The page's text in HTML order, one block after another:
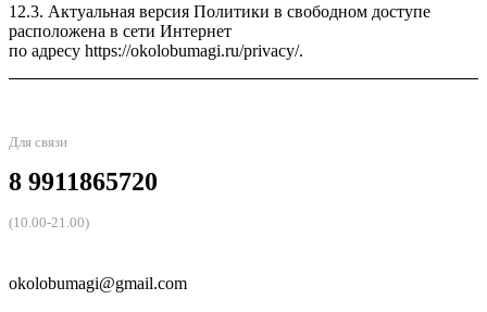
12.3. Актуальная версия Политики в свободном доступе
расположена в сети Интернет
по адресу https://okolobumagi.ru/privacy/.
Для связи
8 9911865720
(10.00-21.00)
okolobumagi@gmail.com